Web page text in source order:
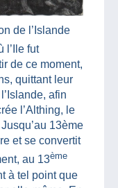
de l’Islande
l’Ile fut
de ce moment,
quittant leur
afin
l’Althing, le
13ème
et se convertit
au 13ème
à tel point que